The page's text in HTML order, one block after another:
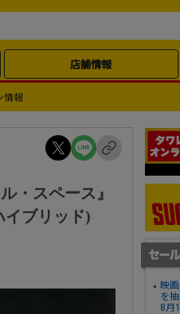
店舗情報
情報
・スペース』
イブリッド)
映
を
8月